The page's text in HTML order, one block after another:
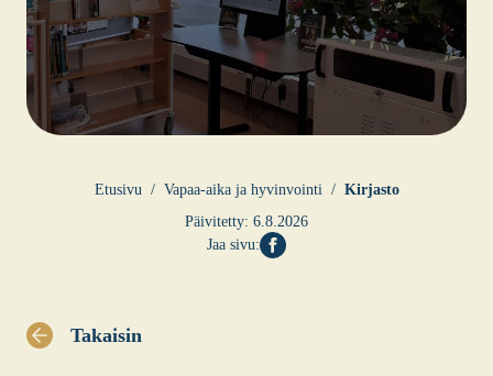
Etusi­vu Vapaa-aika ja hyvin­voin­ti
Kir­jas­to
Päivitetty: 6.8.2026
Jaa sivu:
Takaisin